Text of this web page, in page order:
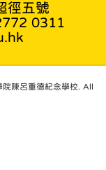
徑五號
0311
陳呂重德紀念學校. All